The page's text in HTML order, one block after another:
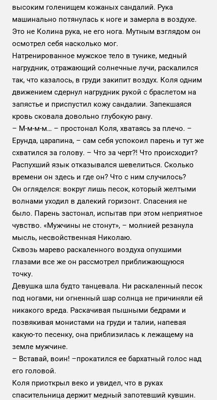
высоким голенищем кожаных сандалий. Рука
машинально потянулась к ноге и замерла в воздухе.
Это не Колина рука, не его нога. Мутным взглядом он
осмотрел себя насколько мог.
Натренированное мужское тело в тунике, медный
нагрудник, отражающий солнечные лучи, раскалился
так, что казалось, в груди закипит воздух. Коля одним
движением сдернул нагрудник рукой с браслетом на
запястье и приспустил кожу сандалии. Запекшаяся
кровь сковала довольно глубокую рану.
– М-м-м-м… – простонал Коля, хватаясь за плечо. –
Ерунда, царапина, – сам себя успокоил парень и тут же
схватился за голову. – Что за черт?! Что происходит?
Распухший язык отказывался шевелиться. Сколько
времени он здесь и где он? Что с ним случилось?
Он огляделся: вокруг лишь песок, который желтыми
волнами уходил в далекий горизонт. Спасения не
было. Парень застонал, испытав при этом неприятное
чувство. «Мужчины не стонут», – молнией резанула
мысль, несвойственная Николаю.
Сквозь марево раскаленного воздуха опухшими
глазами все же он рассмотрел приближающуюся
точку.
Девушка шла будто танцевала. Ни раскаленный песок
под ногами, ни огненный шар солнца не причиняли ей
никакого вреда. Раскачивая пышными бедрами и
позвякивая монистами на груди и талии, напевая
какую-то песенку, она приблизилась к лежащему на
земле мужчине.
– Вставай, воин! –прокатился ее бархатный голос над
его головой.
Коля приоткрыл веко и увидел, что в руках
спасительница держит медный запотевший кувшин.